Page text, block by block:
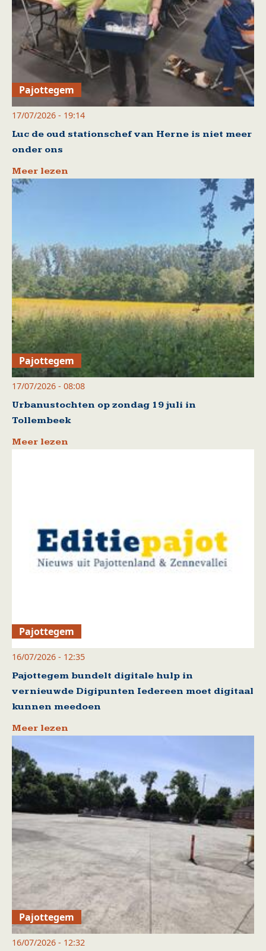
Pajottegem
17/07/2026 - 19:14
Luc de oud stationschef van Herne is niet meer
onder ons
Meer lezen
Pajottegem
17/07/2026 - 08:08
Urbanustochten op zondag 19 juli in
Tollembeek
Meer lezen
Pajottegem
16/07/2026 - 12:35
Pajottegem bundelt digitale hulp in
vernieuwde Digipunten Iedereen moet digitaal
kunnen meedoen
Meer lezen
Pajottegem
16/07/2026 - 12:32